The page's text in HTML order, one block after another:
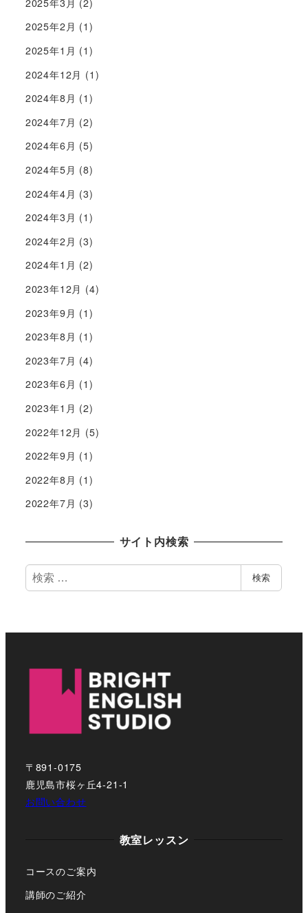
2025年2月 (1)
2025年1月 (1)
2024年12月 (1)
2024年8月 (1)
2024年7月 (2)
2024年6月 (5)
2024年5月 (8)
2024年4月 (3)
2024年3月 (1)
2024年2月 (3)
2024年1月 (2)
2023年12月 (4)
2023年9月 (1)
2023年8月 (1)
2023年7月 (4)
2023年6月 (1)
2023年1月 (2)
2022年12月 (5)
2022年9月 (1)
2022年8月 (1)
2022年7月 (3)
サイト内検索
検
索
検索
〒891-0175
鹿児島市桜ヶ丘4-21-1
お問い合わせ
教室レッスン
コースのご案内
講師のご紹介